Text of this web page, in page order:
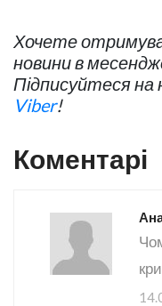
Хочете
новини в
Підписуйтеся на
Viber!
Коментарі